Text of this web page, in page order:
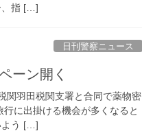
、指 […]
日刊警察ニュース
ーン開く
関羽田税関支署と合同で薬物密
に出掛ける機会が多くなると
よう […]